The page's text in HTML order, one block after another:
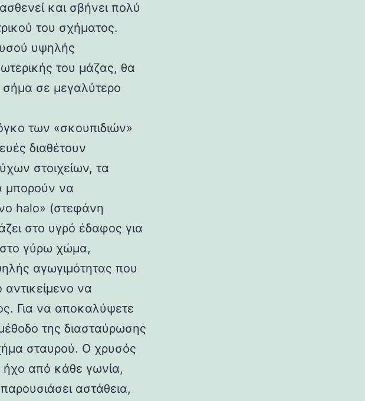
και σβήνει πολύ
του σχήματος.
υψηλής
του μάζας, θα
σήμα σε μεγαλύτερο
των «σκουπιδιών»
διαθέτουν
στοιχείων, τα
μπορούν να
halo» (στεφάνη
στο υγρό έδαφος για
στο γύρω χώμα,
αγωγιμότητας που
να
Για να αποκαλύψετε
της διασταύρωσης
σταυρού. Ο χρυσός
ήχο από κάθε γωνία,
αστάθεια,